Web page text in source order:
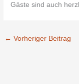
Gäste sind auch
← Vorheriger Beitrag